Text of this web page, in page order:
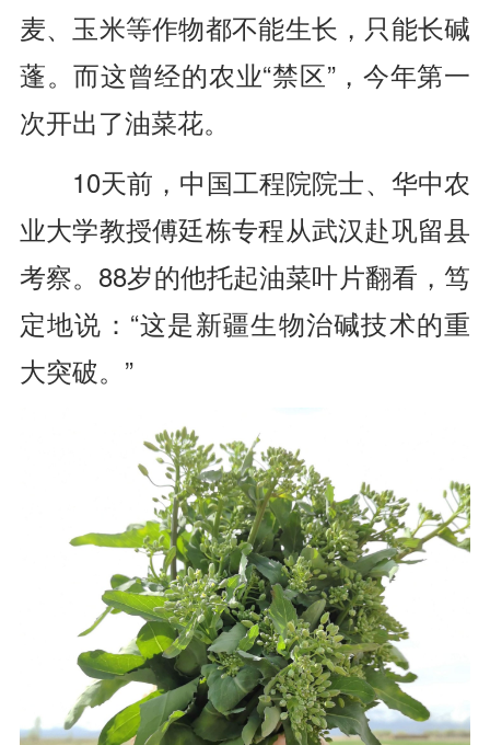
麦、玉米等作物都不能生长，只能长碱
蓬。而这曾经的农业“禁区”，今年第一
次开出了油菜花。
10天前，中国工程院院士、华中农
业大学教授傅廷栋专程从武汉赴巩留县
考察。88岁的他托起油菜叶片翻看，笃
定地说：“这是新疆生物治碱技术的重
大突破。”